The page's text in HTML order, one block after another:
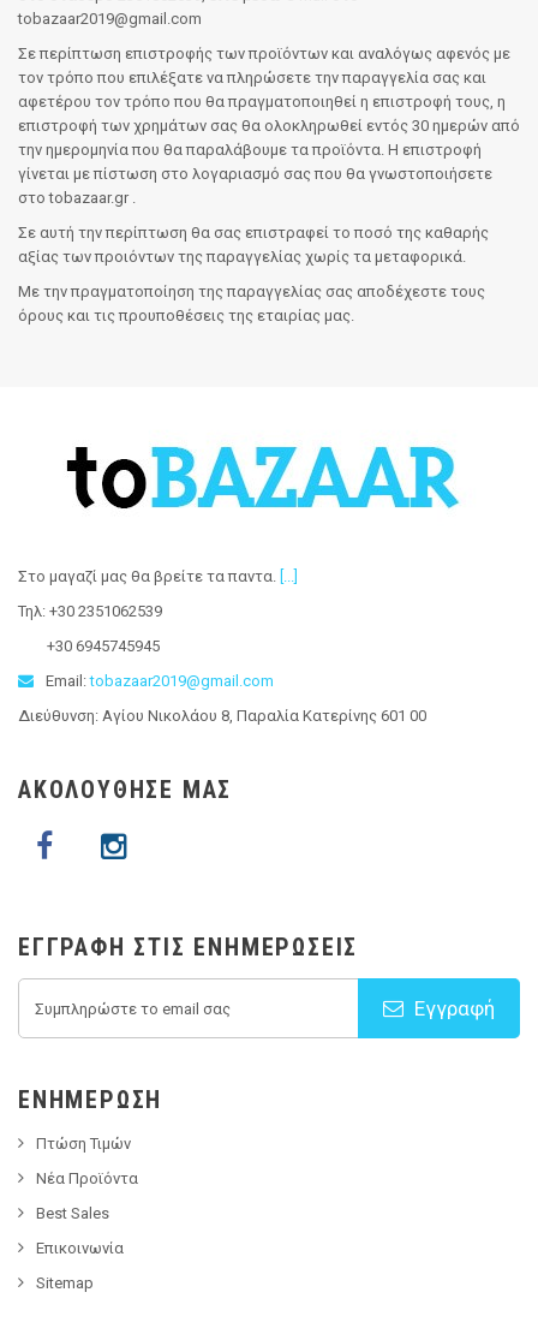
tobazaar2019@gmail.com
Σε περίπτωση επιστροφής των προϊόντων και αναλόγως αφενός με
τον τρόπο που επιλέξατε να πληρώσετε την παραγγελία σας και
αφετέρου τον τρόπο που θα πραγματοποιηθεί η επιστροφή τους, η
επιστροφή των χρημάτων σας θα ολοκληρωθεί εντός 30 ημερών από
την ημερομηνία που θα παραλάβουμε τα προϊόντα. Η επιστροφή
γίνεται με πίστωση στο λογαριασμό σας που θα γνωστοποιήσετε
στο tobazaar.gr .
Σε αυτή την περίπτωση θα σας επιστραφεί το ποσό της καθαρής
αξίας των προιόντων της παραγγελίας χωρίς τα μεταφορικά.
Με την πραγματοποίηση της παραγγελίας σας αποδέχεστε τους
όρους και τις προυποθέσεις της εταιρίας μας.
Στο μαγαζί μας θα βρείτε τα παντα. [...]
Τηλ: +30 2351062539
+30 6945745945
Email:tobazaar2019@gmail.com
Διεύθυνση: Αγίου Νικολάου 8, Παραλία Κατερίνης 601 00
ΑΚΟΛΟΥΘΗΣΕ ΜΑΣ
ΕΓΓΡΑΦΉ ΣΤΙΣ ΕΝΗΜΕΡΏΣΕΙΣ
Εγγραφή
ΕΝΗΜΈΡΩΣΗ
Πτώση Τιμών
Νέα Προϊόντα
Best Sales
Επικοινωνία
Sitemap